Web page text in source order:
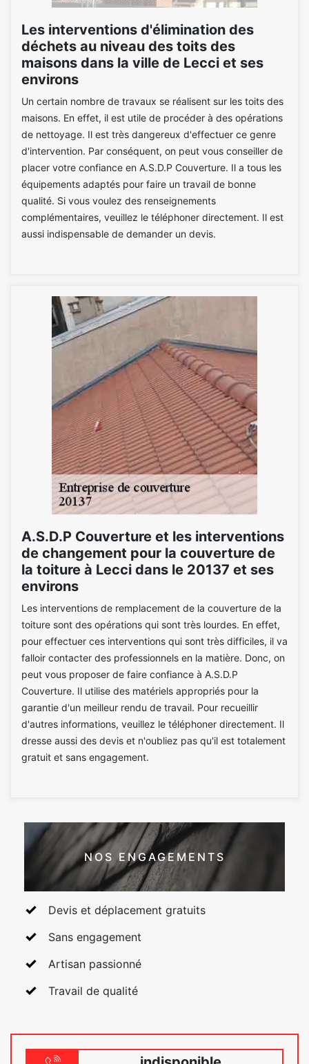
Les interventions d'élimination des
déchets au niveau des toits des
maisons dans la ville de Lecci et ses
environs
Un certain nombre de travaux se réalisent sur les toits des
maisons. En effet, il est utile de procéder à des opérations
de nettoyage. Il est très dangereux d'effectuer ce genre
d'intervention. Par conséquent, on peut vous conseiller de
placer votre confiance en A.S.D.P Couverture. Il a tous les
équipements adaptés pour faire un travail de bonne
qualité. Si vous voulez des renseignements
complémentaires, veuillez le téléphoner directement. Il est
aussi indispensable de demander un devis.
A.S.D.P Couverture et les interventions
de changement pour la couverture de
la toiture à Lecci dans le 20137 et ses
environs
Les interventions de remplacement de la couverture de la
toiture sont des opérations qui sont très lourdes. En effet,
pour effectuer ces interventions qui sont très difficiles, il va
falloir contacter des professionnels en la matière. Donc, on
peut vous proposer de faire confiance à A.S.D.P
Couverture. Il utilise des matériels appropriés pour la
garantie d'un meilleur rendu de travail. Pour recueillir
d'autres informations, veuillez le téléphoner directement. Il
dresse aussi des devis et n'oubliez pas qu'il est totalement
gratuit et sans engagement.
NOS ENGAGEMENTS
Devis et déplacement gratuits
Sans engagement
Artisan passionné
Travail de qualité